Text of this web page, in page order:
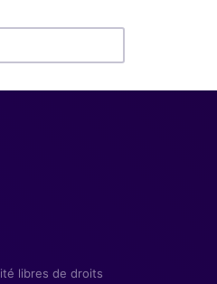
libres de droits